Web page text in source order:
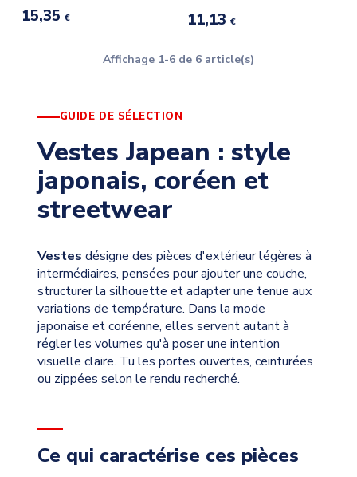
15,35 € 11,13 €
Affichage 1-6 de 6 article(s)
GUIDE DE SÉLECTION
Vestes Japean : style
japonais, coréen et
streetwear
Vestes désigne des pièces d'extérieur légères à
intermédiaires, pensées pour ajouter une couche,
structurer la silhouette et adapter une tenue aux
variations de température. Dans la mode
japonaise et coréenne, elles servent autant à
régler les volumes qu'à poser une intention
visuelle claire. Tu les portes ouvertes, ceinturées
ou zippées selon le rendu recherché.
Ce qui caractérise ces pièces